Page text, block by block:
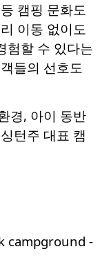
캠핑 문화도
이동 없이도
험할 수 있다는
들의 선호도
경, 아이 동반
턴주 대표 캠